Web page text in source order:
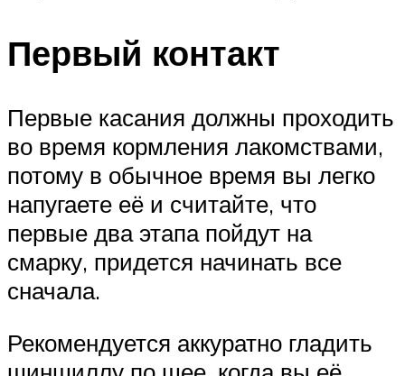
Первый контакт
Первые касания должны проходить
во время кормления лакомствами,
потому в обычное время вы легко
напугаете её и считайте, что
первые два этапа пойдут на
смарку, придется начинать все
сначала.
Рекомендуется аккуратно гладить